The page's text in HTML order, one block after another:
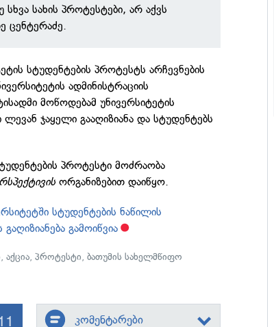
სხვა სახის პროტესტები, არ აქვს
ცენტერაძე.
სტუდენტების პროტესტს არჩევნების
ადმინისტრაციის
მოწოდებამ უნივერსიტეტის
ჯაყელი გააღიზიანა და სტუდენტებს
პროტესტი მოძრაობა
ორგანიზებით დაიწყო.
სტუდენტების ნაწილის
გამოიწვია
,აქცია,პროტესტი,ბათუმის სახელმწიფო
კომენტარები